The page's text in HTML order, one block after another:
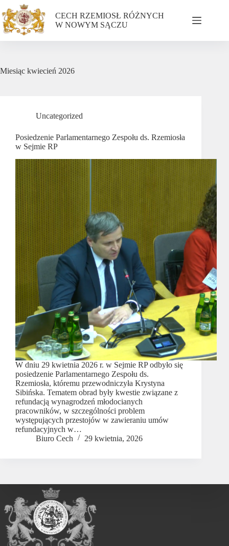
CECH RZEMIOSŁ RÓŻNYCH
W NOWYM SĄCZU
Miesiąc kwiecień 2026
Uncategorized
Posiedzenie Parlamentarnego Zespołu ds. Rzemiosła
w Sejmie RP
W dniu 29 kwietnia 2026 r. w Sejmie RP odbyło się
posiedzenie Parlamentarnego Zespołu ds.
Rzemiosła, któremu przewodniczyła Krystyna
Sibińska. Tematem obrad były kwestie związane z
refundacją wynagrodzeń młodocianych
pracowników, w szczególności problem
występujących przestojów w zawieraniu umów
refundacyjnych w…
Biuro Cech
29 kwietnia, 2026